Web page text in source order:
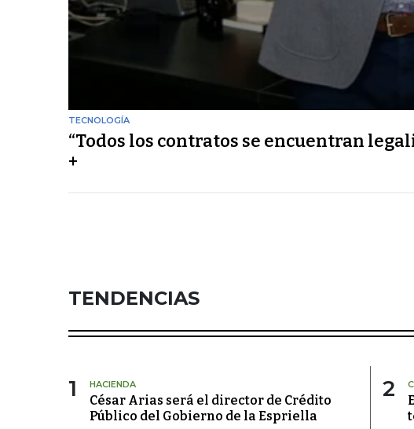
TECNOLOGÍA
“Todos los contratos se encuentran
+
TENDENCIAS
1 HACIENDA
César Arias será el director de Crédito
Público del Gobierno de la Espriella
2